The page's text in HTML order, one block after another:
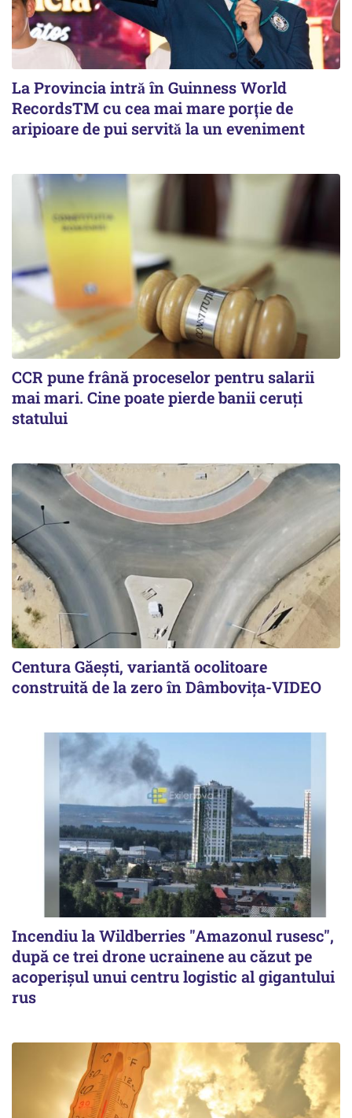
La Provincia intră în Guinness World
RecordsTM cu cea mai mare porție de
aripioare de pui servită la un eveniment
CCR pune frână proceselor pentru salarii
mai mari. Cine poate pierde banii ceruți
statului
Centura Găești, variantă ocolitoare
construită de la zero în Dâmbovița-VIDEO
Incendiu la Wildberries "Amazonul rusesc",
după ce trei drone ucrainene au căzut pe
acoperişul unui centru logistic al gigantului
rus